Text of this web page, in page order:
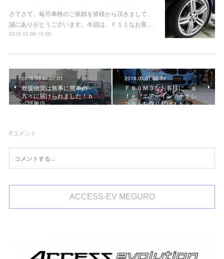
さてさて、毎月車検のご依頼を皆様から頂きまして、
誠にありがとうございます。今回は、Ｆ１１なお客…
2018.07.08 10:35
2016.05.01 07:01
救援物資は無事に熊本の
方々に届けられました！ｂ
ｙ目黒店
2016.05.01 06:53
Ｆ８０Ｍ３なお客様に、ａ
ｆｅ エアーインテークシ
ステムお取り付け！ｂｙ…
0コメント
ACCESS-EV MEGURO